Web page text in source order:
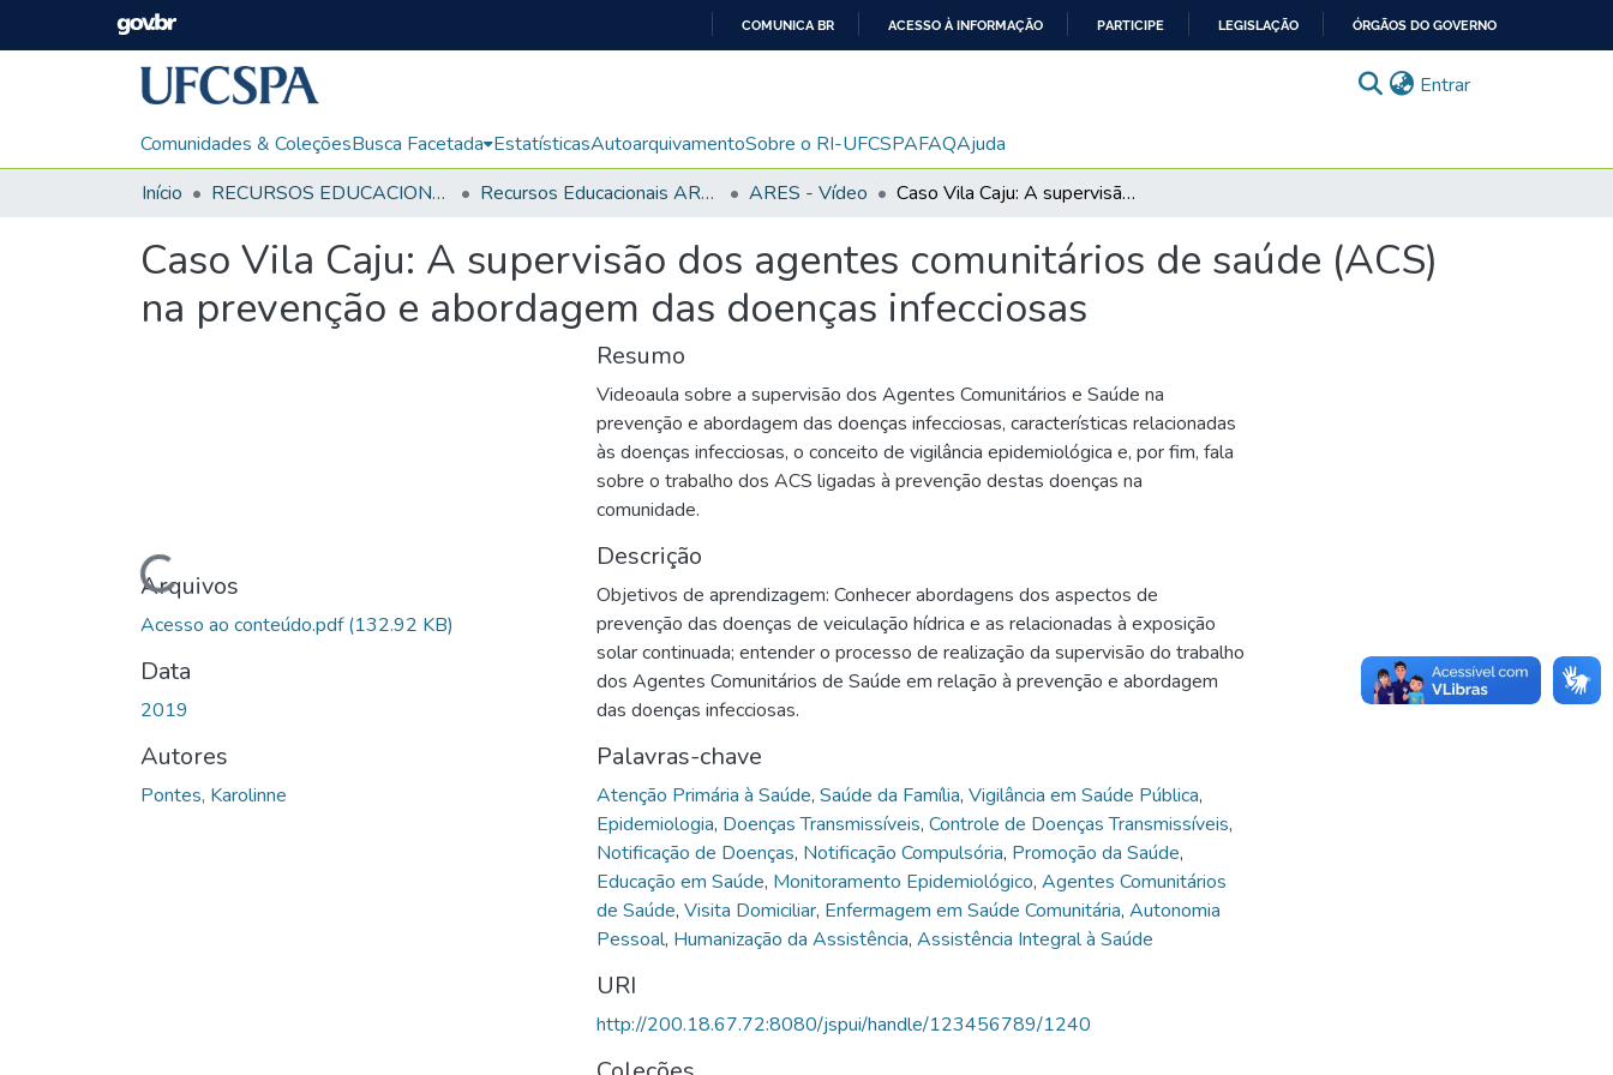
CONTEÚDO
COMUNICA BR ACESSO À INFORMAÇÃO PARTICIPE LEGISLAÇÃO ÓRGÃOS DO GOVERNO
Entrar(current)
Comunidades & ColeçõesBusca Facetada EstatísticasAutoarquivamentoSobre o RI-UFCSPAFAQAjuda
Início
RECURSOS EDUCACIONAIS Recursos Educacionais ARES/UNA-SUS ARES - Vídeo Caso Vila Caju: A supervisão dos agentes comunitários de saúde (ACS) na prevenção e abordagem das doenças infecciosas
Caso Vila Caju: A supervisão dos agentes comunitários de saúde (ACS)
na prevenção e abordagem das doenças infecciosas
Carregando...
Arquivos
Acesso ao conteúdo.pdf(132.92 KB)
Data
2019
Autores
Pontes, Karolinne
Resumo
Videoaula sobre a supervisão dos Agentes Comunitários e Saúde na
prevenção e abordagem das doenças infecciosas, características relacionadas
às doenças infecciosas, o conceito de vigilância epidemiológica e, por fim, fala
sobre o trabalho dos ACS ligadas à prevenção destas doenças na
comunidade.
Descrição
Objetivos de aprendizagem: Conhecer abordagens dos aspectos de
prevenção das doenças de veiculação hídrica e as relacionadas à exposição
solar continuada; entender o processo de realização da supervisão do trabalho
dos Agentes Comunitários de Saúde em relação à prevenção e abordagem
das doenças infecciosas.
Palavras-chave
Atenção Primária à Saúde, Saúde da Família, Vigilância em Saúde Pública,
Epidemiologia, Doenças Transmissíveis, Controle de Doenças Transmissíveis,
Notificação de Doenças, Notificação Compulsória, Promoção da Saúde,
Educação em Saúde, Monitoramento Epidemiológico, Agentes Comunitários
de Saúde, Visita Domiciliar, Enfermagem em Saúde Comunitária, Autonomia
Pessoal, Humanização da Assistência, Assistência Integral à Saúde
URI
http://200.18.67.72:8080/jspui/handle/123456789/1240